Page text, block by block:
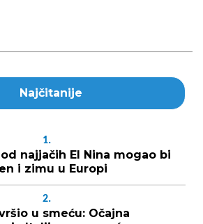
Najčitanije
1.
najjačih El Nina mogao bi
i zimu u Europi
2.
u smeću: Očajna